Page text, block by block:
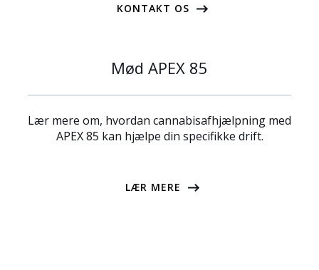
KONTAKT OS
Mød APEX 85
Lær mere om, hvordan cannabisafhjælpning med
APEX 85 kan hjælpe din specifikke drift.
LÆR MERE